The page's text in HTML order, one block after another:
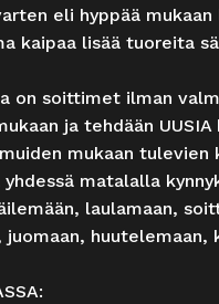
eli hyppää
kaipaa lisää tuoreita
on soittimet ilman
ja tehdään UUSIA
mukaan tulevien
yhdessä matalalla
laulamaan,
juomaan, huutelemaan,